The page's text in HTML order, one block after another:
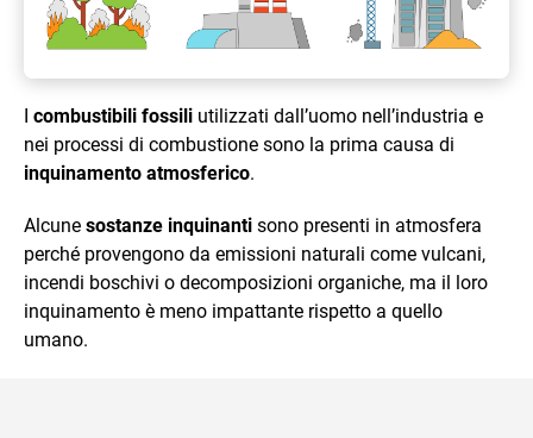
I combustibili fossili utilizzati dall’uomo nell’industria e
nei processi di combustione sono la prima causa di
inquinamento atmosferico.
Alcune sostanze inquinanti sono presenti in atmosfera
perché provengono da emissioni naturali come vulcani,
incendi boschivi o decomposizioni organiche, ma il loro
inquinamento è meno impattante rispetto a quello
umano.